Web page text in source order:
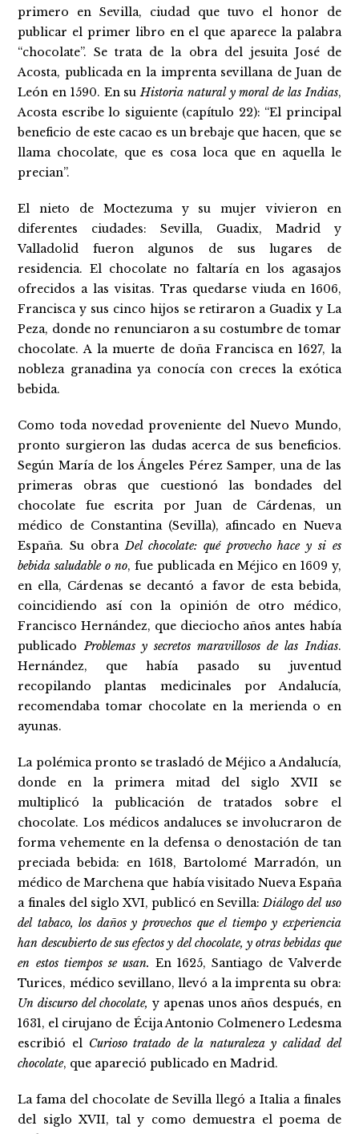
primero en Sevilla, ciudad que tuvo el honor de
publicar el primer libro en el que aparece la palabra
“chocolate”. Se trata de la obra del jesuita José de
Acosta, publicada en la imprenta sevillana de Juan de
León en 1590. En suHistoria natural y moral de las Indias,
Acosta escribe lo siguiente (capítulo 22): “El principal
beneficio de este cacao es un brebaje que hacen, que se
llama chocolate, que es cosa loca que en aquella le
precian”.
El nieto de Moctezuma y su mujer vivieron en
diferentes ciudades: Sevilla, Guadix, Madrid y
Valladolid fueron algunos de sus lugares de
residencia. El chocolate no faltaría en los agasajos
ofrecidos a las visitas. Tras quedarse viuda en 1606,
Francisca y sus cinco hijos se retiraron a Guadix y La
Peza, donde no renunciaron a su costumbre de tomar
chocolate. A la muerte de doña Francisca en 1627, la
nobleza granadina ya conocía con creces la exótica
bebida.
Como toda novedad proveniente del Nuevo Mundo,
pronto surgieron las dudas acerca de sus beneficios.
Según María de los Ángeles Pérez Samper, una de las
primeras obras que cuestionó las bondades del
chocolate fue escrita por Juan de Cárdenas, un
médico de Constantina (Sevilla), afincado en Nueva
España. Su obraDel chocolate: qué provecho hace y si es
bebida saludable o no, fue publicada en Méjico en 1609 y,
en ella, Cárdenas se decantó a favor de esta bebida,
coincidiendo así con la opinión de otro médico,
Francisco Hernández, que dieciocho años antes había
publicadoProblemas y secretos maravillosos de las Indias.
Hernández, que había pasado su juventud
recopilando plantas medicinales por Andalucía,
recomendaba tomar chocolate en la merienda o en
ayunas.
La polémica pronto se trasladó de Méjico a Andalucía,
donde en la primera mitad del siglo XVII se
multiplicó la publicación de tratados sobre el
chocolate. Los médicos andaluces se involucraron de
forma vehemente en la defensa o denostación de tan
preciada bebida: en 1618, Bartolomé Marradón, un
médico de Marchena que había visitado Nueva España
a finales del siglo XVI, publicó en Sevilla:Diálogo del uso
del tabaco, los daños y provechos que el tiempo y experiencia
han descubierto de sus efectos y del chocolate, y otras bebidas que
en estos tiempos se usan.En 1625, Santiago de Valverde
Turices, médico sevillano, llevó a la imprenta su obra:
Un discurso del chocolate,y apenas unos años después, en
1631, el cirujano de Écija Antonio Colmenero Ledesma
escribió el Curioso tratado de la naturaleza y calidad del
chocolate, que apareció publicado en Madrid.
La fama del chocolate de Sevilla llegó a Italia a finales
del siglo XVII, tal y como demuestra el poema de